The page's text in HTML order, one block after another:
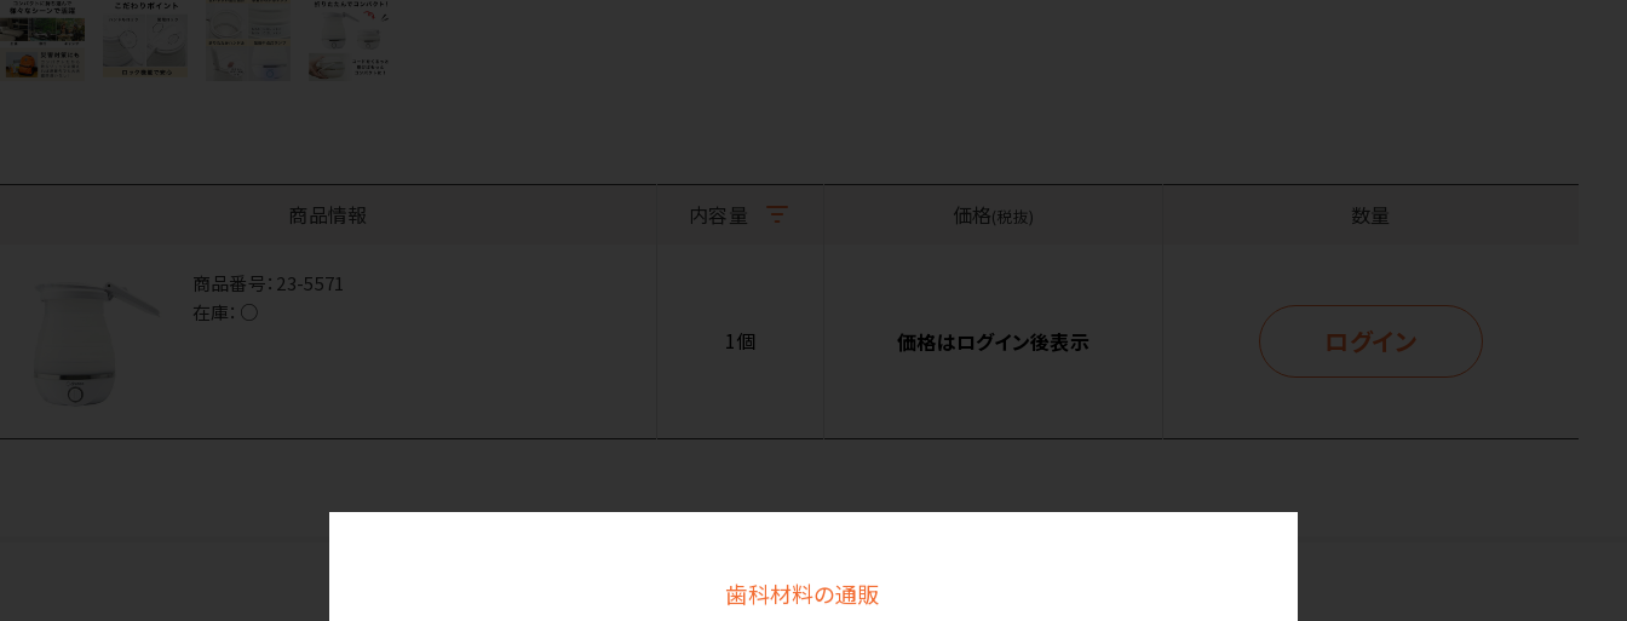
歯科材料の通販
商品情報 内容量 価格(税抜) 数量
商品番号： 23-5571
在庫： ○
1個 価格はログイン後表示 ログイン